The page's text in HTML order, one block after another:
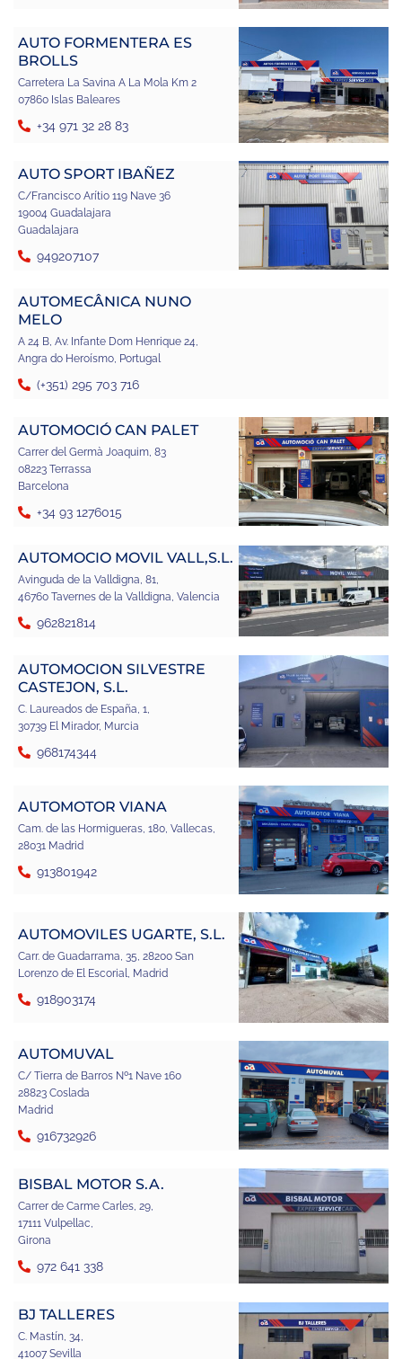
AUTO FORMENTERA ES
BROLLS
Carretera La Savina A La Mola Km 2
07860 Islas Baleares
+34 971 32 28 83
AUTO SPORT IBAÑEZ
C/Francisco Arítio 119 Nave 36
19004 Guadalajara
Guadalajara
949207107
AUTOMECÂNICA NUNO
MELO
A 24 B, Av. Infante Dom Henrique 24,
Angra do Heroísmo, Portugal
(+351) 295 703 716
AUTOMOCIÓ CAN PALET
Carrer del Germà Joaquim, 83
08223 Terrassa
Barcelona
+34 93 1276015
AUTOMOCIO MOVIL VALL,S.L.
Avinguda de la Valldigna, 81,
46760 Tavernes de la Valldigna, Valencia
962821814
AUTOMOCION SILVESTRE
CASTEJON, S.L.
C. Laureados de España, 1,
30739 El Mirador, Murcia
968174344
AUTOMOTOR VIANA
Cam. de las Hormigueras, 180, Vallecas,
28031 Madrid
913801942
AUTOMOVILES UGARTE, S.L.
Carr. de Guadarrama, 35, 28200 San
Lorenzo de El Escorial, Madrid
918903174
AUTOMUVAL
C/ Tierra de Barros Nº1 Nave 160
28823 Coslada
Madrid
916732926
BISBAL MOTOR S.A.
Carrer de Carme Carles, 29,
17111 Vulpellac,
Girona
972 641 338
BJ TALLERES
C. Mastín, 34,
41007 Sevilla